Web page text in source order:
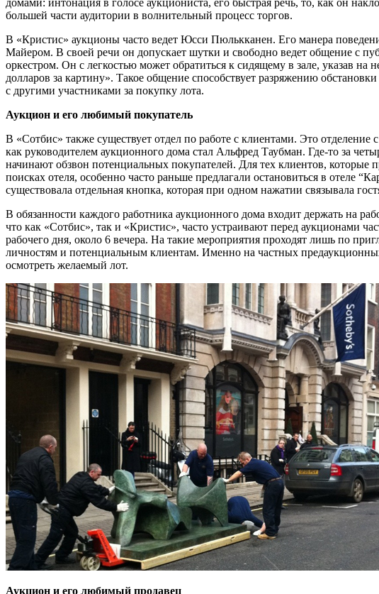
домами: интонация в голосе аукциониста, его быстрая речь, то, как он
большей части аудитории в волнительный процесс торгов.
В «Кристис» аукционы часто ведет Юсси Пюлькканен. Его манера
Майером. В своей речи он допускает шутки и свободно ведет общение с
оркестром. Он с легкостью может обратиться к сидящему в зале, указав на
долларов за картину». Такое общение способствует разряжению
с другими участниками за покупку лота.
Аукцион и его любимый покупатель
В «Сотбис» также существует отдел по работе с клиентами. Это отделение
как руководителем аукционного дома стал Альфред Таубман. Где-то за
начинают обзвон потенциальных покупателей. Для тех клиентов, которые
поисках отеля, особенно часто раньше предлагали остановиться в отеле
существовала отдельная кнопка, которая при одном нажатии связывала
В обязанности каждого работника аукционного дома входит держать на
что как «Сотбис», так и «Кристис», часто устраивают перед аукционами
рабочего дня, около 6 вечера. На такие мероприятия проходят лишь по
личностям и потенциальным клиентам. Именно на частных
осмотреть желаемый лот.
Аукцион и его любимый продавец